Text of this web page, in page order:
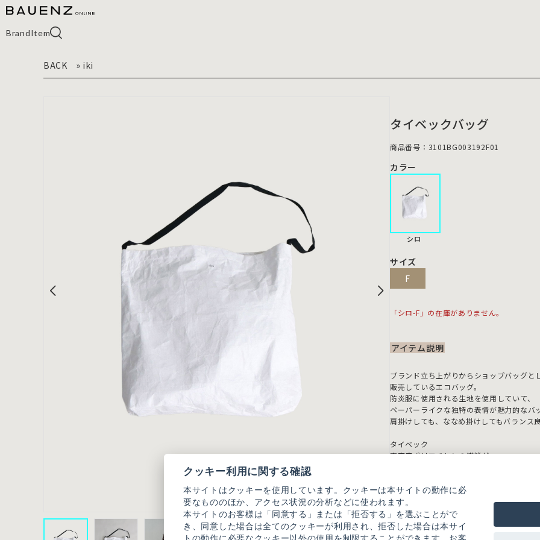
BrandItem
BACK » iki
タイベックバッグ
商品番号：3101BG003192F01
カラー
シロ
サイズ
F
「シロ-F」の在庫がありません。
アイテム説明
ブランド立ち上がりからショップバッグと
販売しているエコバッグ。
防炎服に使用される生地を使用していて、
ペーパーライクな独特の表情が魅力的なバ
肩掛けしても、ななめ掛けしてもバランス
タイベック
高密度ポリエチレンの繊維が
耐久性や引裂き強度が必要な用途に理想的
繰り返し折り曲げたり、屈曲したりするこ
紙は濡れると湿気を吸収してもろく、破れ
タイベックは水をはじくので、水に濡れて
クッキー利用に関する確認
本サイトはクッキーを使用しています。クッキーは本サイトの動作に必
要なもののほか、アクセス状況の分析などに使われます。
本サイトのお客様は「同意する」または「拒否する」を選ぶことがで
き、同意した場合は全てのクッキーが利用され、拒否した場合は本サイ